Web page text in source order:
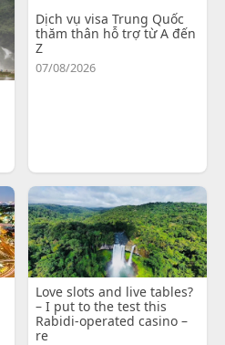
Dịch vụ visa Trung Quốc
thăm thân hỗ trợ từ A đến
Z
07/08/2026
Love slots and live tables?
– I put to the test this
Rabidi-operated casino –
re